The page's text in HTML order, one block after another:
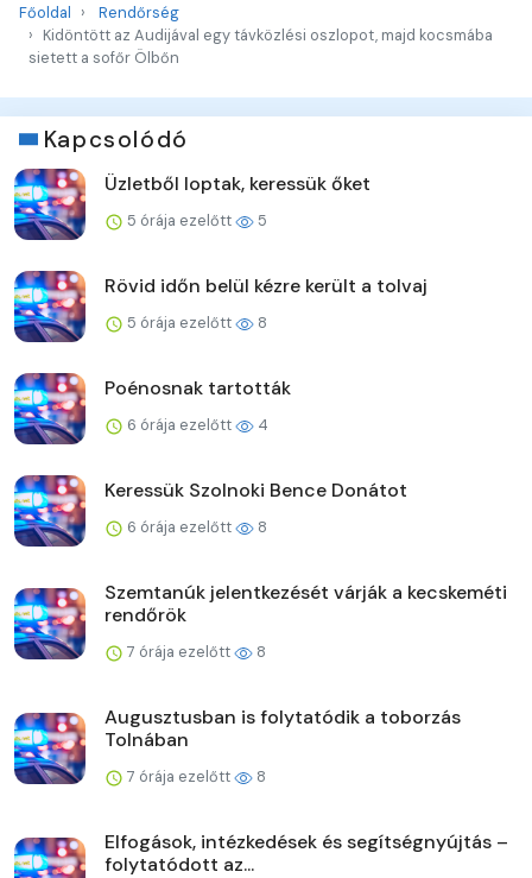
Főoldal
Rendőrség
Kidöntött az Audijával egy távközlési oszlopot, majd kocsmába
sietett a sofőr Ölbőn
Kapcsolódó
Üzletből loptak, keressük őket
5 órája ezelőtt 5
Rövid időn belül kézre került a tolvaj
5 órája ezelőtt 8
Poénosnak tartották
6 órája ezelőtt 4
Keressük Szolnoki Bence Donátot
6 órája ezelőtt 8
Szemtanúk jelentkezését várják a kecskeméti
rendőrök
7 órája ezelőtt 8
Augusztusban is folytatódik a toborzás
Tolnában
7 órája ezelőtt 8
Elfogások, intézkedések és segítségnyújtás –
folytatódott az...